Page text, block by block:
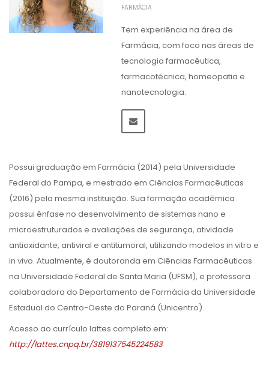
FARMÁCIA
Tem experiência na área de
Farmácia, com foco nas áreas de
tecnologia farmacêutica,
farmacotécnica, homeopatia e
nanotecnologia.
Possui graduação em Farmácia (2014) pela Universidade
Federal do Pampa, e mestrado em Ciências Farmacêuticas
(2016) pela mesma instituição. Sua formação acadêmica
possui ênfase no desenvolvimento de sistemas nano e
microestruturados e avaliações de segurança, atividade
antioxidante, antiviral e antitumoral, utilizando modelos in vitro e
in vivo. Atualmente, é doutoranda em Ciências Farmacêuticas
na Universidade Federal de Santa Maria (UFSM), e professora
colaboradora do Departamento de Farmácia da Universidade
Estadual do Centro-Oeste do Paraná (Unicentro).
Acesso ao currículo lattes completo em:
http://lattes.cnpq.br/3819137545224583